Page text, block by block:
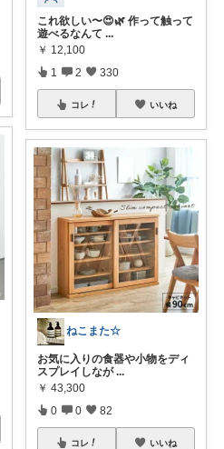
これ欲しい〜😍🌿 作って触って
遊べるなんて ...
￥ 12,100
1 2 330
コレ いいね
ねこまた☆
お気に入りの食器や小物をディ
スプレイしなが ...
￥ 43,300
0 0 82
コレ いいね